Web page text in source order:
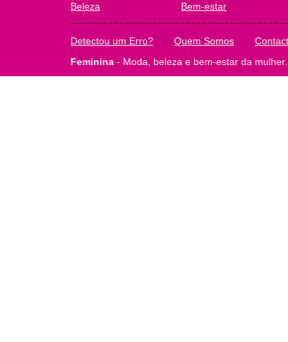
Beleza Bem-estar
Detectou um Erro? Quem Somos
Feminina - Moda, beleza e bem-estar da